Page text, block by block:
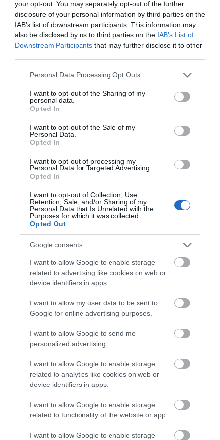
your opt-out. You may separately opt-out of the further
disclosure of your personal information by third parties on the
IAB’s list of downstream participants. This information may
also be disclosed by us to third parties on the IAB’s List of
Downstream Participants that may further disclose it to other
Please note that this website/app uses one or more Google
not limited to your visit or usage behaviour. You may click to
grant or deny consent to Google and its third-party tags to
use your data for below specified purposes in below Google
consent section.
Personal Data Processing Opt Outs
I want to opt-out of the Sharing of my
personal data.
Opted In
I want to opt-out of the Sale of my
Personal Data.
Opted In
I want to opt-out of processing my
Personal Data for Targeted Advertising.
Opted In
I want to opt-out of Collection, Use,
Retention, Sale, and/or Sharing of my
Personal Data that Is Unrelated with the
Purposes for which it was collected.
Opted Out
Google consents
I want to allow Google to enable storage
related to advertising like cookies on web or
device identifiers in apps.
I want to allow my user data to be sent to
Google for online advertising purposes.
I want to allow Google to send me
personalized advertising.
I want to allow Google to enable storage
related to analytics like cookies on web or
device identifiers in apps.
I want to allow Google to enable storage
related to functionality of the website or app.
I want to allow Google to enable storage
HamPLÓ
Hogylehetne: Tűzvonalban 4x03 - A keresztezések
napja 2009.06.26 20:41:00
Az ilyen írásokat a művelt svédek unauthorised fan fiction-nek
kenyerének elvétele, hanem a tiszteletadás előttük.
Meggyőződésem, hogy ha a kreatív elmék ezen csapata pár
ezer kilométerrel nyugatabbra talál egymásra, ma…..
Narvati 2009.06.27 07:33:23
Marha jó! Nagyon tetszett! :)
Bigyóblog Darth Vader maszkja máshogy
most megnézheted. Tele drótokkal és légzést segítő kütyükkel.
Ilyennek képzeltétek?Via Gizmodo..
Narvati 2009.06.26 08:18:02
Űrkullancs... :)
Napi Borzasztó Szóvicc Alázzák az informatikusokat
15:30:00